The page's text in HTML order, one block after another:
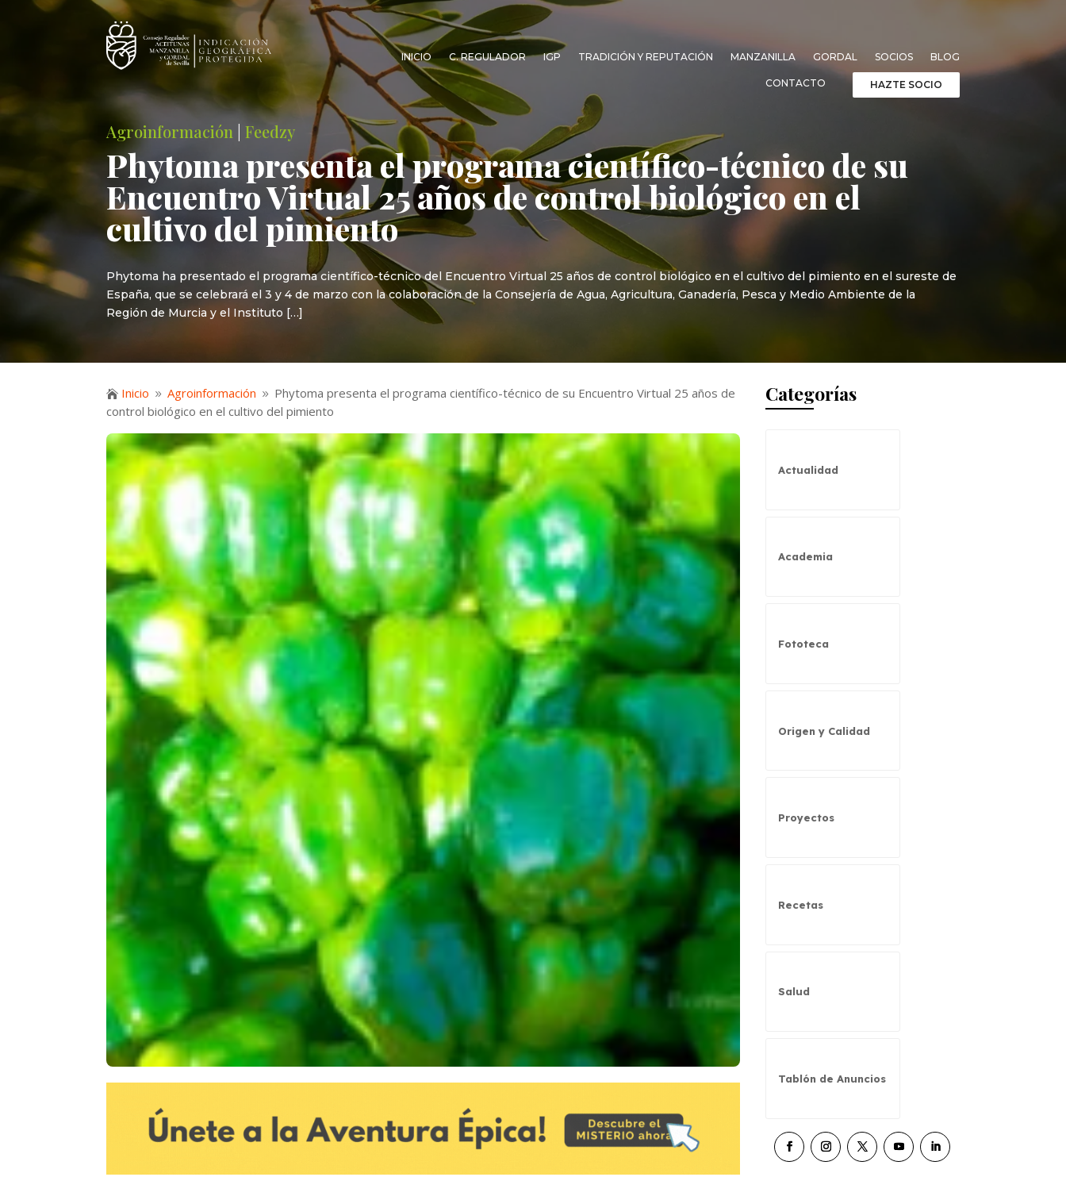
INICIO C. REGULADOR IGP TRADICIÓN Y REPUTACIÓN MANZANILLA GORDAL SOCIOS BLOG
CONTACTO HAZTE SOCIO
Agroinformación |Feedzy
Phytoma presenta el programa científico-técnico de su
Encuentro Virtual 25 años de control biológico en el
cultivo del pimiento
Phytoma ha presentado el programa científico-técnico del Encuentro Virtual 25 años de control biológico en el cultivo del pimiento en el sureste de
España, que se celebrará el 3 y 4 de marzo con la colaboración de la Consejería de Agua, Agricultura, Ganadería, Pesca y Medio Ambiente de la
Región de Murcia y el Instituto […]
 Inicio 9 Agroinformación 9 Phytoma presenta el programa científico-técnico de su Encuentro Virtual 25 años de
control biológico en el cultivo del pimiento
Categorías
Actualidad
Academia
Fototeca
Origen y Calidad
Proyectos
Recetas
Salud
Tablón de Anuncios